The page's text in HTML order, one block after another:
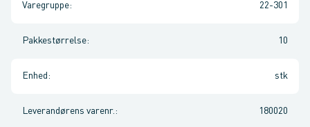
Varegruppe: 22-301
Pakkestørrelse: 10
Enhed : stk
Leverandørens varenr. : 180020